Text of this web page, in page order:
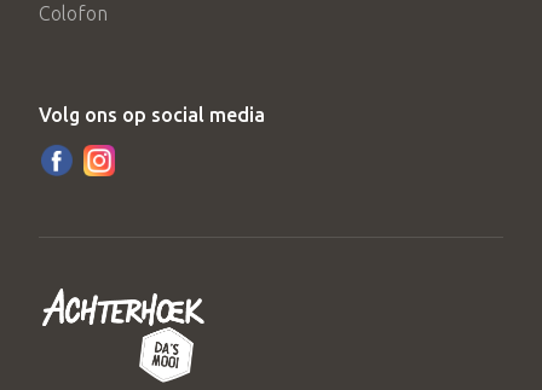
Colofon
Volg ons op social media